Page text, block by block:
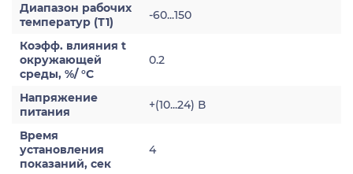
Диапазон рабочих
температур (Т1)
-60...150
Коэфф. влияния t
окружающей
среды, %/ °С
0.2
Напряжение
питания
+(10...24) В
Время
установления
показаний, сек
4